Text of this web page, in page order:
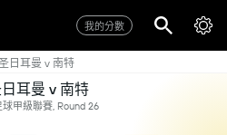
我的分數
日耳曼 v 南特
耳曼 v 南特
甲級聯賽, Round 26